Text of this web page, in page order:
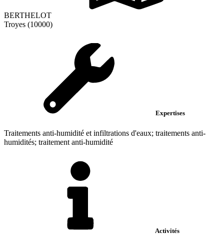
BERTHELOT
Troyes (10000)
Expertises
Traitements anti-humidité et infiltrations d'eaux; traitements anti-
humidités; traitement anti-humidité
Activités